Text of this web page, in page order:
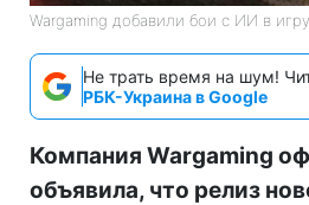
Wargaming добавили бои с ИИ в
Не трать время на шум!
РБК-Украина в Google
Компания Wargaming
объявила, что релиз